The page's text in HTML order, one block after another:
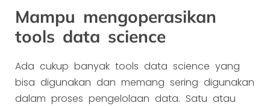
Mampu mengoperasikan
tools data science
Ada cukup banyak tools data science yang
bisa digunakan dan memang sering digunakan
dalam proses pengelolaan data. Satu atau